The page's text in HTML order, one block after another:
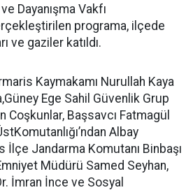
Dayanışma Vakfı
programa, ilçede
ve gaziler katıldı.
Kaymakamı Nurullah Kaya
Ege Sahil Güvenlik Grup
Coşkunlar, Başsavcı Fatmagül
Albay
İlçe Jandarma Komutanı Binbaşı
Müdürü Samed Seyhan,
İmran İnce ve Sosyal